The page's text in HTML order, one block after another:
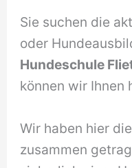
Sie suchen die
oder
Hundeschule
können wir Ihnen
Wir haben hier
zusammen